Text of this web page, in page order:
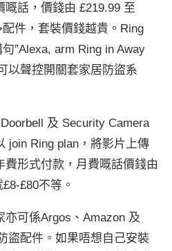
話，價錢由 £219.99 至
件，套裝價錢越貴。Ring
”Alexa, arm Ring in Away
以聲控開關套家居防盜系
及 Security Camera
join Ring plan，將影片上傳
費形式付款，月費嘅話價錢由
£80不等。
亦可係Argos、Amazon 及
盜配件。如果唔想自己安裝